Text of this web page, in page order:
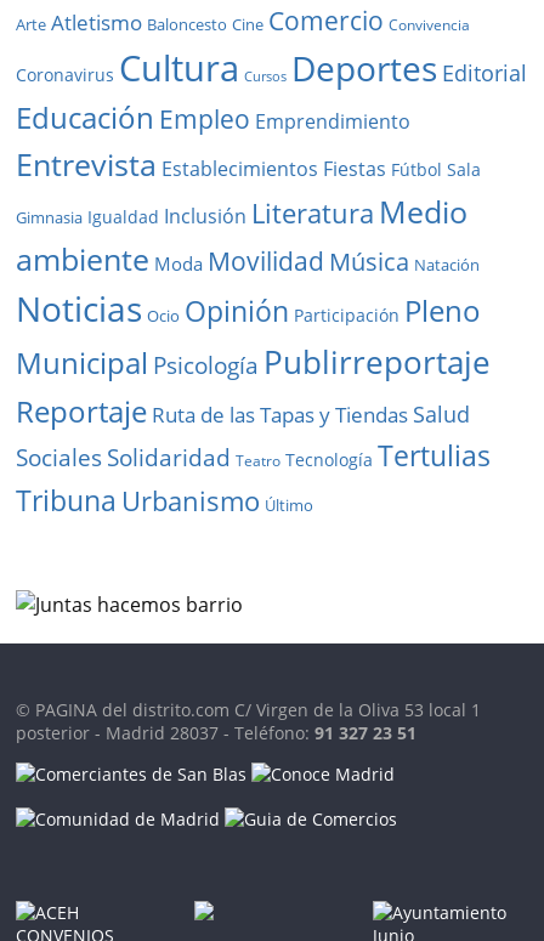
Arte Atletismo Baloncesto Cine Comercio Convivencia
Coronavirus Cultura Cursos Deportes Editorial
Educación Empleo Emprendimiento
Entrevista Establecimientos Fiestas Fútbol Sala
Gimnasia Igualdad Inclusión Literatura Medio
ambiente Moda Movilidad Música Natación
Noticias Ocio Opinión Participación Pleno
Municipal Psicología Publirreportaje
Reportaje Ruta de las Tapas y Tiendas Salud
SocialesSolidaridad Teatro Tecnología Tertulias
Tribuna Urbanismo Último
© PAGINA del distrito.com C/ Virgen de la Oliva 53 local 1
posterior - Madrid 28037 - Teléfono:91 327 23 51